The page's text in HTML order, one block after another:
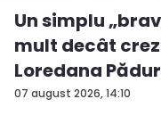
07 august 2026, 14:10
Un simplu
mult decât
Loredana